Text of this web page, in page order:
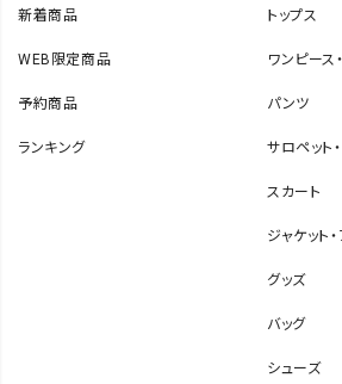
新着商品
WEB限定商品
予約商品
ランキング
トップス
ワンピース
パンツ
サロペット
スカート
ジャケット
グッズ
バッグ
シューズ